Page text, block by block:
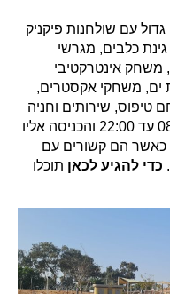
עם שולחנות פיקניק
כלבים, מגרשי
אינטרקטיבי
ים, משחקי אקסטרים,
שירותים וחניה
חופשית. הפארק פתוח כל יום מ 08:00 עד 22:00 והכניסה אליו
כאשר הם קשורים עם
כדי להגיע לכאן תוכלו